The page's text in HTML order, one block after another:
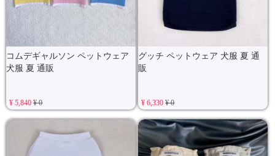
コムデギャルソン ペットウェア
犬服 夏 通販
¥ 5,840¥ 0
グッチ ペットウェア 犬服 夏 通
販
¥ 6,330¥ 0